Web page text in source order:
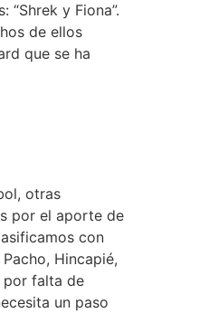
y Fiona”.
de ellos
que se ha
otras
por el aporte de
con
Hincapié,
por falta de
un paso